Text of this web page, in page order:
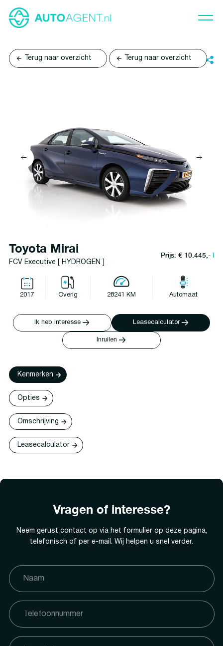
Terug naar overzicht Terug naar overzicht
Toyota Mirai
FCV Executive [ HYDROGEN ]
Prijs: € 10.445,-l
2017 Overig 28241 KM Automaat
Ik heb interesse Leasecalculator
Inruilen
Kenmerken
Opties
Omschrijving
Leasecalculator
Vragen of interesse?
Neem gerust contact op via het formulier op deze pagina,
telefonisch of per e-mail. Wij helpen u snel verder.